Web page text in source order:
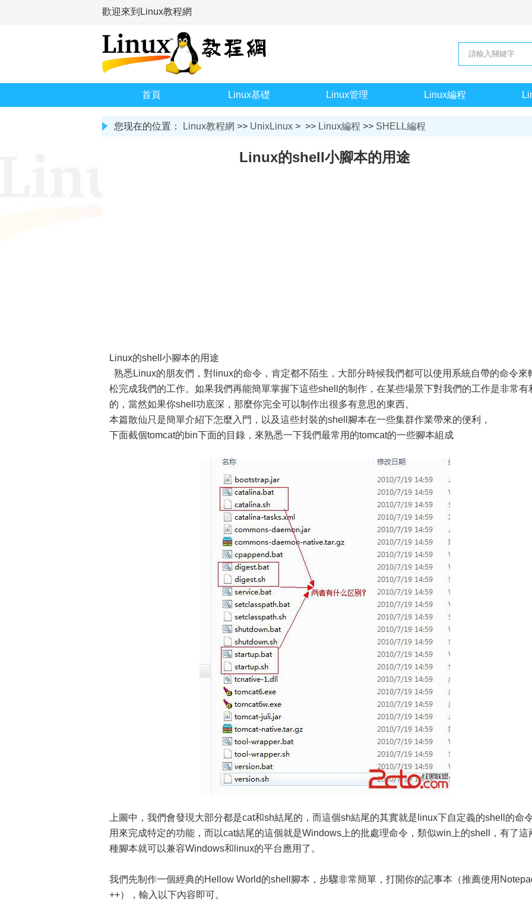
歡迎來到Linux教程網
首頁 Linux基礎 Linux管理 Linux編程
您现在的位置： Linux教程網 >> UnixLinux > >> Linux編程 >> SHELL編程
Linux的shell小腳本的用途
Linux的shell小腳本的用途
熟悉Linux的朋友們，對linux的命令，肯定都不陌生，大部分時候我們都可以使用系統自帶的命令來
松完成我們的工作。如果我們再能簡單掌握下這些shell的制作，在某些場景下對我們的工作是非常有
的，當然如果你shell功底深，那麼你完全可以制作出很多有意思的東西。
本篇散仙只是簡單介紹下怎麼入門，以及這些封裝的shell腳本在一些集群作業帶來的便利，
下面截個tomcat的bin下面的目錄，來熟悉一下我們最常用的tomcat的一些腳本組成
上圖中，我們會發現大部分都是cat和sh結尾的，而這個sh結尾的其實就是linux下自定義的shell的命
用來完成特定的功能，而以cat結尾的這個就是Windows上的批處理命令，類似win上的shell，有了這
種腳本就可以兼容Windows和linux的平台應用了。
我們先制作一個經典的Hellow World的shell腳本，步驟非常簡單，打開你的記事本（推薦使用
++），輸入以下內容即可。